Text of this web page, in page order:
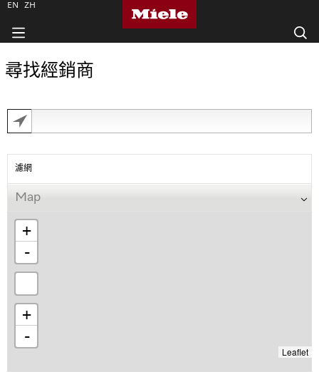
尋找經銷商
濾網
Map
+
-
+
-
Leaflet
EN ZH